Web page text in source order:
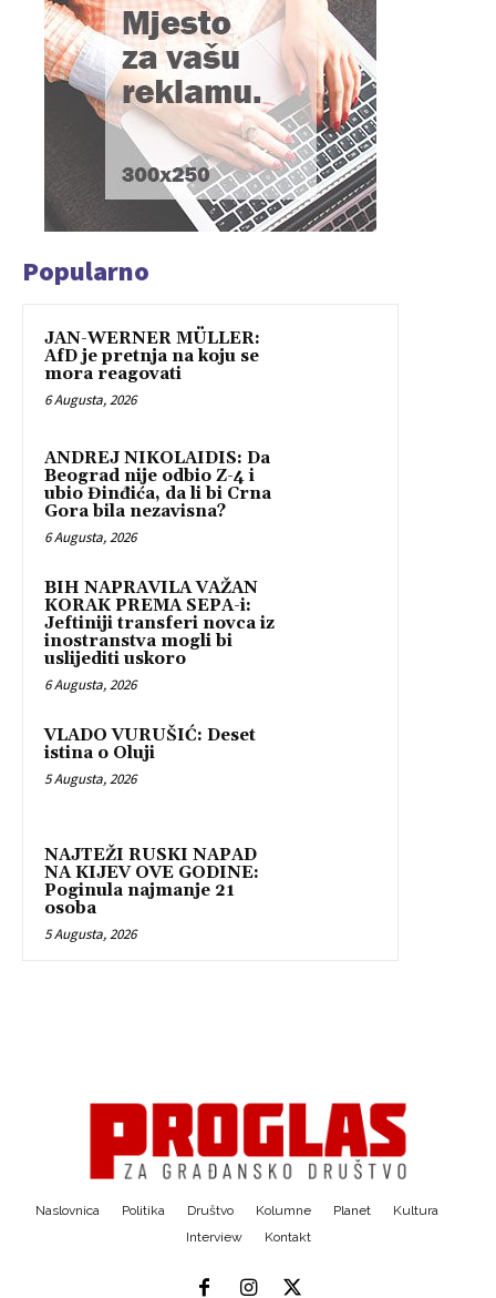
Popularno
JAN-WERNER MÜLLER:
AfD je pretnja na koju se
mora reagovati
6 Augusta, 2026
ANDREJ NIKOLAIDIS: Da
Beograd nije odbio Z-4 i
ubio Đinđića, da li bi Crna
Gora bila nezavisna?
6 Augusta, 2026
BIH NAPRAVILA VAŽAN
KORAK PREMA SEPA-i:
Jeftiniji transferi novca iz
inostranstva mogli bi
uslijediti uskoro
6 Augusta, 2026
VLADO VURUŠIĆ: Deset
istina o Oluji
5 Augusta, 2026
NAJTEŽI RUSKI NAPAD
NA KIJEV OVE GODINE:
Poginula najmanje 21
osoba
5 Augusta, 2026
Naslovnica Politika Društvo Kolumne Planet
Kultura
Interview
Kontakt